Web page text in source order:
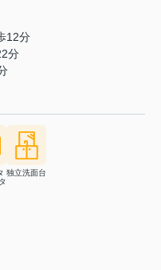
12分
分
独立洗面台